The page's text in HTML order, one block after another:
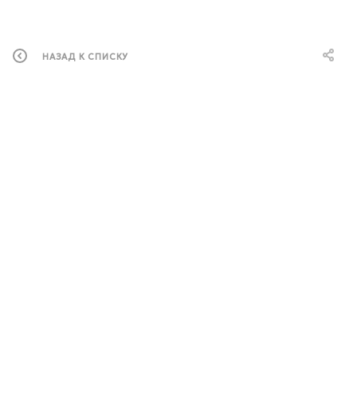
НАЗАД К СПИСКУ